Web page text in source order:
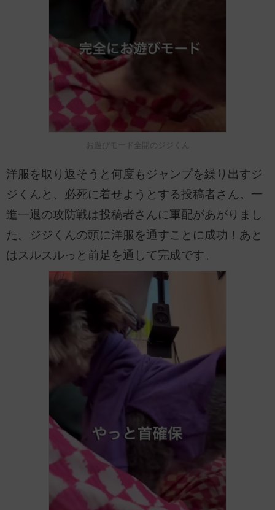
お遊びモード全開のジジくん
洋服を取り返そうと何度もジャンプを繰り出すジ
ジくんと、必死に着せようとする投稿者さん。一
進一退の攻防戦は投稿者さんに軍配があがりまし
た。ジジくんの頭に洋服を通すことに成功！あと
はスルスルっと前足を通して完成です。